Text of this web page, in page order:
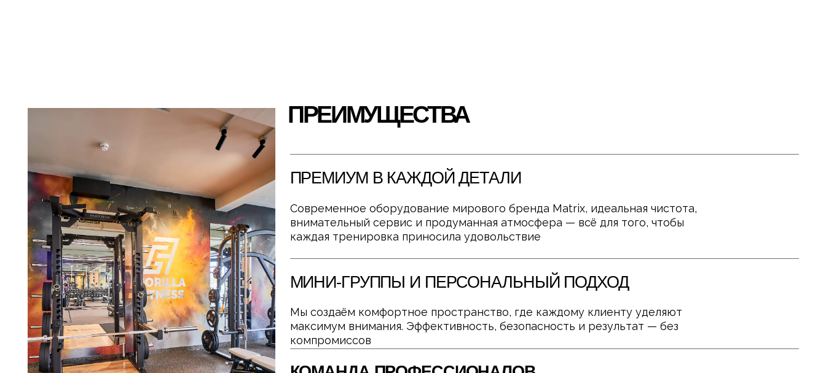
МИНИ-ГРУППЫ И ПЕРСОНАЛЬНЫЙ ПОДХОД
Мы создаём комфортное пространство, где каждому клиенту уделяют
максимум внимания. Эффективность, безопасность и результат — без
компромиссов
КОМАНДА ПРОФЕССИОНАЛОВ
Профессионалы с подтверждёнными достижениями
и индивидуальным подходом к каждому гостю. Мы знаем, как помочь
достичь цели — независимо от уровня подготовки